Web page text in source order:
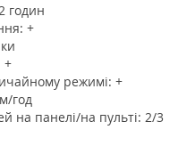
годин
+
+
режимі: +
год
на панелі/на пульті: 2/3